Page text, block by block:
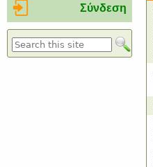
Σύνδεση
Φόρμα αναζήτησης